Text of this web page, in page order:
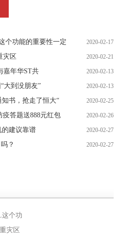
个功能的重要性一定 2020-02-17
灾区 2020-02-21
嘉年华ST共 2020-02-13
大到没朋友” 2020-02-13
书，抢走了恒大“ 2020-02-25
答题送888元红包 2020-02-26
建议靠谱 2020-02-27
？ 2020-02-27
这个功
灾区